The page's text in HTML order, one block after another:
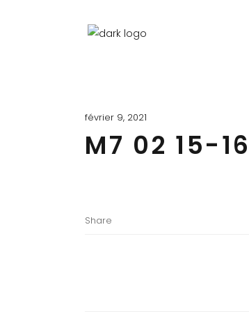
février 9, 2021
M7 02 15-
Share